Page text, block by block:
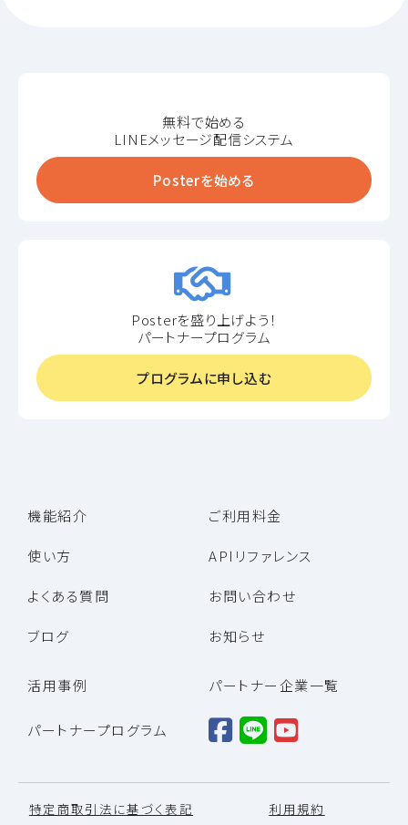
機能紹介
使い方
よくある質問
ブログ
ご利用料金
APIリファレンス
お問い合わせ
お知らせ
活用事例 パートナー企業一覧
パートナープログラム
特定商取引法に基づく表記
利用規約
無料で始める
LINEメッセージ配信システム
Posterを始める
Posterを盛り上げよう！
パートナープログラム
プログラムに申し込む